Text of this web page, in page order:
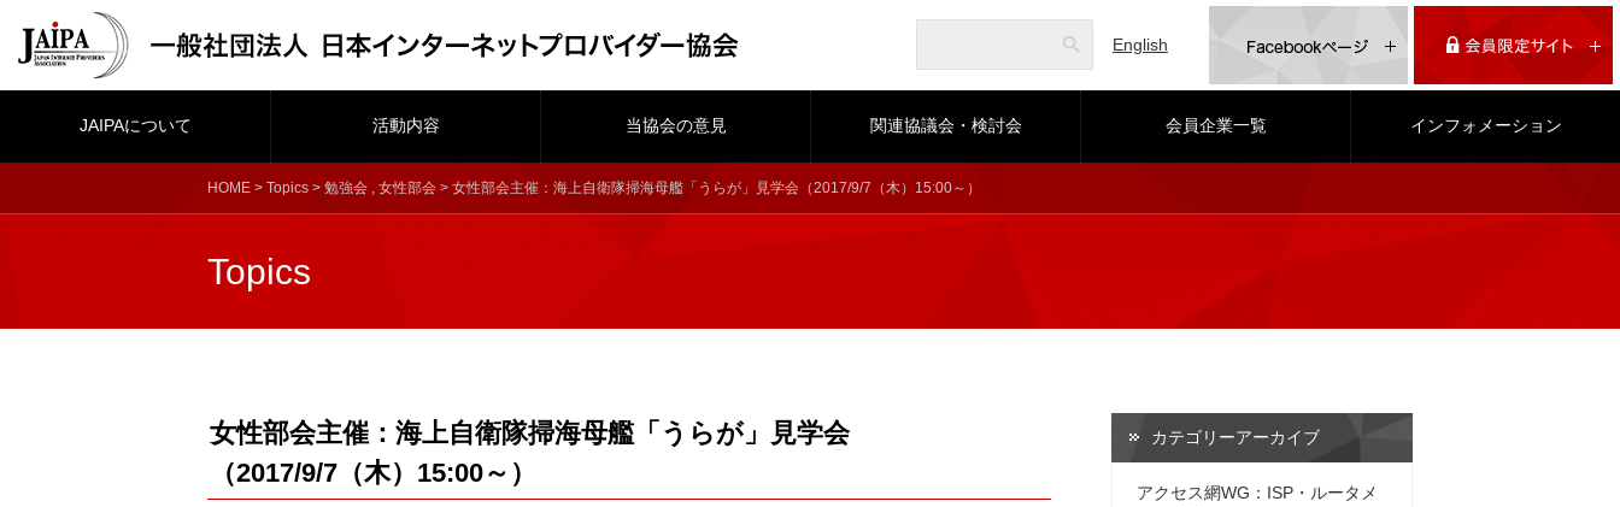
English
JAIPAについて 活動内容 当協会の意見 関連協議会・検討会 会員企業一覧 インフォメーション
HOME > Topics > 勉強会 , 女性部会 > 女性部会主催：海上自衛隊掃海母艦「うらが」見学会（2017/9/7（木）15:00～）
Topics
女性部会主催：海上自衛隊掃海母艦「うらが」見学会
（2017/9/7（木）15:00～）
カテゴリーアーカイブ
アクセス網WG：ISP・ルータメ